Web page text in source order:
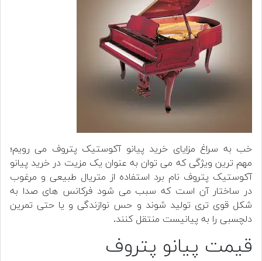
خب به سراغ مزایای خرید پیانو آکوستیک پتروف می رویم؛
مهم ترین ویژگی که می توان به عنوان یک مزیت در خرید پیانو
آکوستیک پتروف نام برد استفاده از متریال طبیعی و مرغوب
در ساختار آن است که سبب می شود فرکانس های صدا به
شکل قوی تری تولید شوند و حس نوازندگی و یا حتی تمرین
دلچسبی را به پیانیست منتقل کنند.
قیمت پیانو پتروف